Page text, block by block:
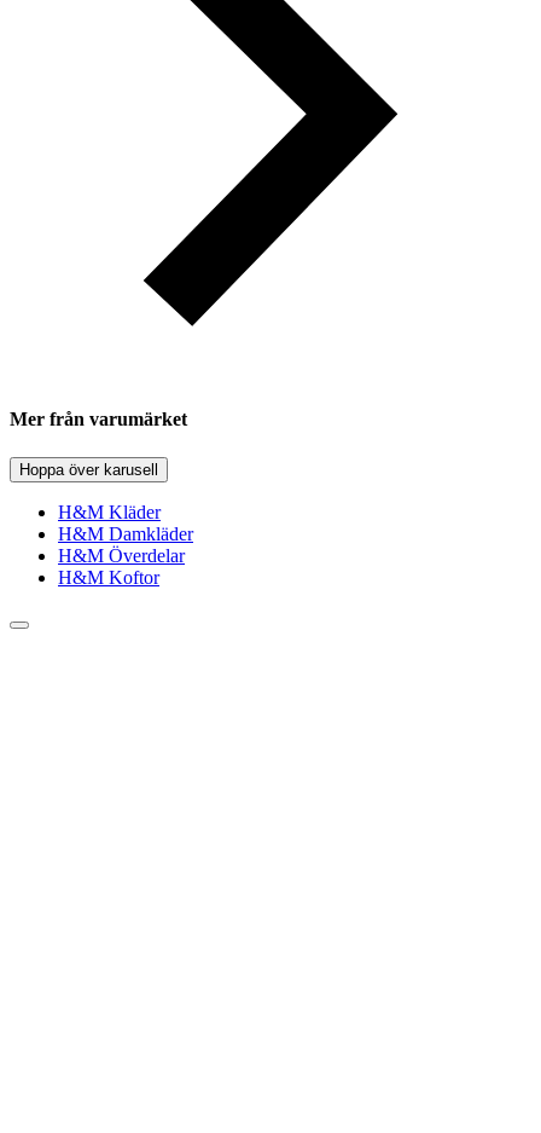
Mer från varumärket
Hoppa över karusell
H&M Kläder
H&M Damkläder
H&M Överdelar
H&M Koftor